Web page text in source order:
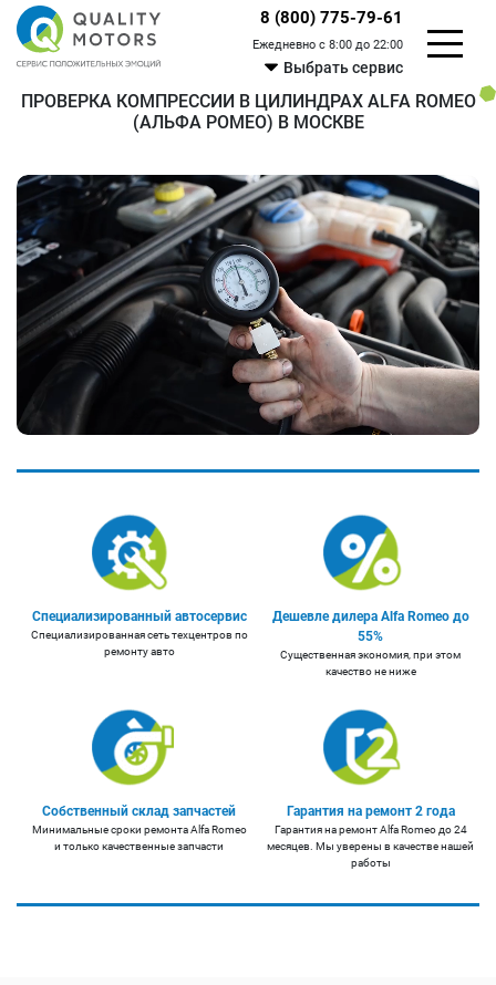
8 (800) 775-79-61
Ежедневно с 8:00 до 22:00
Выбрать сервис
ПРОВЕРКА КОМПРЕССИИ В ЦИЛИНДРАХ ALFA ROMEO
(АЛЬФА РОМЕО) В МОСКВЕ
Специализированный автосервис
Специализированная сеть техцентров по
ремонту авто
Дешевле дилера Alfa Romeo до
55%
Существенная экономия, при этом
качество не ниже
Собственный склад запчастей
Минимальные сроки ремонта Alfa Romeo
и только качественные запчасти
Гарантия на ремонт 2 года
Гарантия на ремонт Alfa Romeo до 24
месяцев. Мы уверены в качестве нашей
работы